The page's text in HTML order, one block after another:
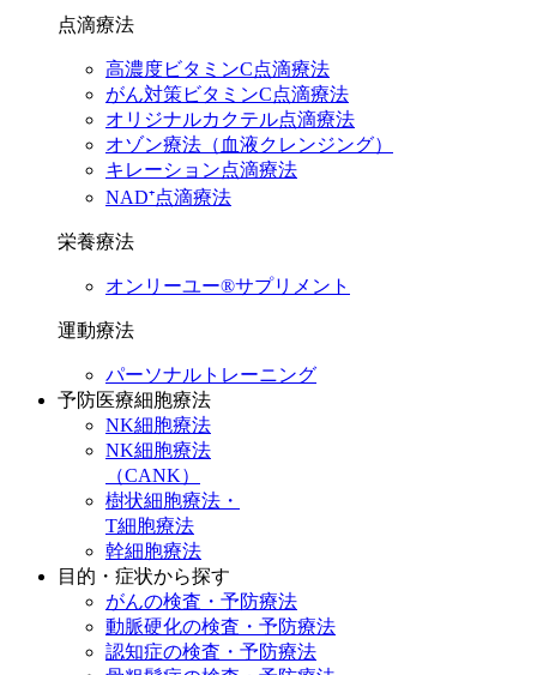
点滴療法
高濃度ビタミンC点滴療法
がん対策ビタミンC点滴療法
オリジナルカクテル点滴療法
オゾン療法（血液クレンジング）
キレーション点滴療法
NAD⁺点滴療法
栄養療法
オンリーユー®サプリメント
運動療法
パーソナルトレーニング
予防医療細胞療法
NK細胞療法
NK細胞療法
（CANK）
樹状細胞療法・
T細胞療法
幹細胞療法
目的・症状から探す
がんの検査・予防療法
動脈硬化の検査・予防療法
認知症の検査・予防療法